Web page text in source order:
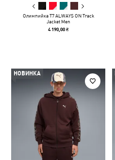
Олимпийка T7 ALWAYS ON Track
Jacket Men
4 190,00 ₴
НОВИНКА